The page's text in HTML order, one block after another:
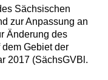
Sächsischen
zur Anpassung an
Änderung des
Gebiet der
2017 (SächsGVBl.